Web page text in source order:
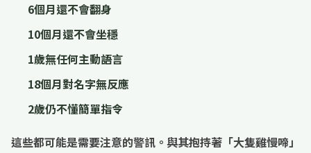
6個月還不會翻身
10個月還不會坐穩
1歲無任何主動語言
18個月對名字無反應
2歲仍不懂簡單指令
這些都可能是需要注意的警訊。與其抱持著「大隻雞慢啼」